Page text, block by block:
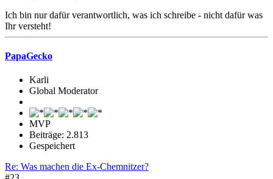
Ich bin nur dafür verantwortlich, was ich schreibe - nicht dafür was
Ihr versteht!
PapaGecko
Karli
Global Moderator
MVP
Beiträge: 2.813
Gespeichert
Re: Was machen die Ex-Chemnitzer?